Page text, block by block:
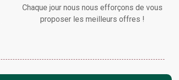
Chaque jour nous nous efforçons de vous
proposer les meilleurs offres !